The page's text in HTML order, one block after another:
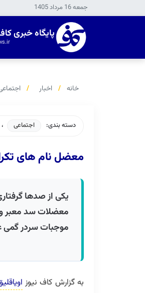
جمعه 16 مرداد 1405
پایگاه خبری
خانه اخبار
دسته بندی: اجتماعی ،
معضل نام های
یکی از صدها
معضلات سد معبر و
موجبات سردر گمی
به گزارش کاف نیوز